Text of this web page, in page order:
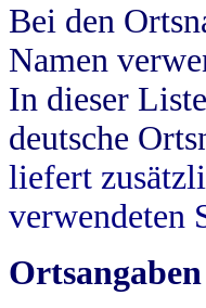
Bei den
Namen
In dieser
deutsche
liefert
verwendeten